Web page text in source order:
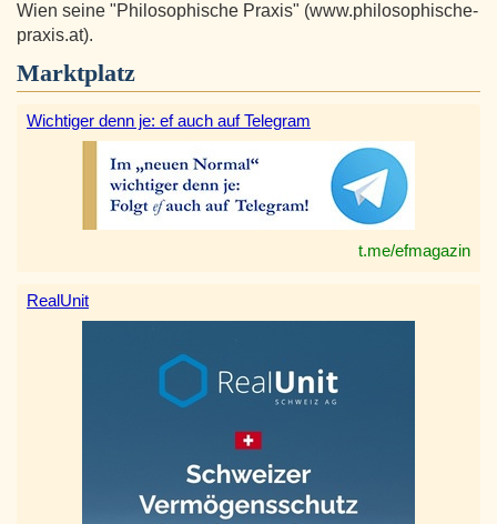
Wien seine "Philosophische Praxis" (www.philosophische-
praxis.at).
Marktplatz
Wichtiger denn je: ef auch auf Telegram
t.me/efmagazin
RealUnit